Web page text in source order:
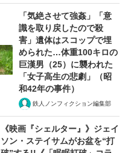
「気絶させて強姦」「意
識を取り戻したので殺
害」遺体はスコップで埋
められた…体重100キロの
巨漢男（25）に襲われた
「女子高生の悲劇」（昭
和42年の事件）
鉄人ノンフィクション編集部
《映画『シェルター』》ジェイ
ソン・ステイサムがお盆を“打